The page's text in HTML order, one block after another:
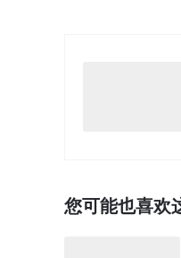
您可能也喜欢